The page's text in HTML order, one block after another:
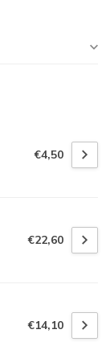
€4,50
€22,60
€14,10